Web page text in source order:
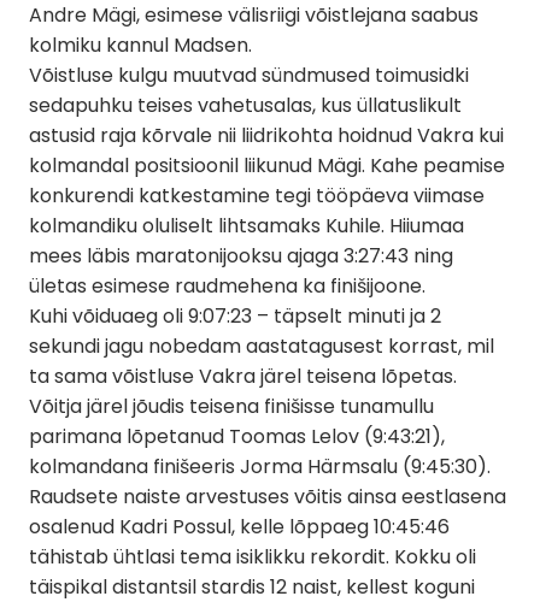
Andre Mägi, esimese välisriigi võistlejana saabus
kolmiku kannul Madsen.
Võistluse kulgu muutvad sündmused toimusidki
sedapuhku teises vahetusalas, kus üllatuslikult
astusid raja kõrvale nii liidrikohta hoidnud Vakra kui
kolmandal positsioonil liikunud Mägi. Kahe peamise
konkurendi katkestamine tegi tööpäeva viimase
kolmandiku oluliselt lihtsamaks Kuhile. Hiiumaa
mees läbis maratonijooksu ajaga 3:27:43 ning
ületas esimese raudmehena ka finišijoone.
Kuhi võiduaeg oli 9:07:23 – täpselt minuti ja 2
sekundi jagu nobedam aastatagusest korrast, mil
ta sama võistluse Vakra järel teisena lõpetas.
Võitja järel jõudis teisena finišisse tunamullu
parimana lõpetanud Toomas Lelov (9:43:21),
kolmandana finišeeris Jorma Härmsalu (9:45:30).
Raudsete naiste arvestuses võitis ainsa eestlasena
osalenud Kadri Possul, kelle lõppaeg 10:45:46
tähistab ühtlasi tema isiklikku rekordit. Kokku oli
täispikal distantsil stardis 12 naist, kellest koguni